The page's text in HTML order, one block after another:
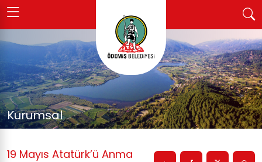
Kurumsal
19 Mayıs Atatürk’ü Anma